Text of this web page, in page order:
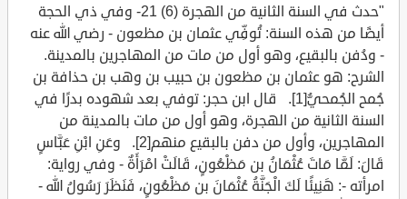
"حدث في السنة الثانية من الهجرة (6) 21- وفي ذي الحجة
أيضًا من هذه السنة: تُوفِّي عثمان بن مظعون - رضي الله عنه
- ودُفن بالبقيع، وهو أول من مات من المهاجرين بالمدينة.
الشرح: هو عثمان بن مظعون بن حبيب بن وهب بن حذافة بن
جُمح الجُمحيُّ[1]. قال ابن حجر: توفي بعد شهوده بدرًا في
السنة الثانية من الهجرة، وهو أول من مات بالمدينة من
المهاجرين، وأول من دفن بالبقيع منهم[2]. وعَنِ ابْنِ عَبَّاسٍ
قَالَ: لَمَّا مَاتَ عُثْمَانُ بن مَظْعُونٍ، قَالَتْ امْرَأَةٌ - وفي رواية:
امرأته -: هَنِيئًا لَكَ الْجَنَّةُ عُثْمَانَ بن مَظْعُونٍ، فَنَظَرَ رَسُولُ الله -